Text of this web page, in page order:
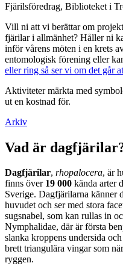
Fjärilsföredrag, Biblioteket i
Vill ni att vi berättar om
fjärilar i allmänhet? Håller ni
inför vårens möten i en krets
entomologisk förening eller
eller ring så ser vi om det går
Aktiviteter märkta med
ut en kostnad för.
Arkiv
Vad är
Dagfjärilar, rhopalocera, är
finns över 19 000 kända arter
Sverige. Dagfjärilarna känner
huvudet och ser med stora
sugsnabel, som kan rullas in
Nymphalidae, där är första
slanka kroppens undersida
brett triangulära vingar som
ryggen.